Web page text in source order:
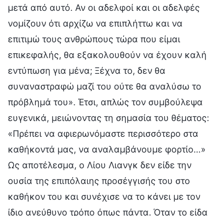
μετά από αυτό. Αν οι αδελφοί και οι αδελφές
νομίζουν ότι αρχίζω να επιπλήττω και να
επιτιμώ τους ανθρώπους τώρα που είμαι
επικεφαλής, θα εξακολουθούν να έχουν καλή
εντύπωση για μένα; Ξέχνα το, δεν θα
συναναστραφώ μαζί του ούτε θα αναλύσω το
πρόβλημά του». Έτσι, απλώς τον συμβούλεψα
ευγενικά, μειώνοντας τη σημασία του θέματος:
«Πρέπει να αφιερωνόμαστε περισσότερο στα
καθήκοντά μας, να αναλαμβάνουμε φορτίο…»
Ως αποτέλεσμα, ο Λίου Λιανγκ δεν είδε την
ουσία της επιπόλαιης προσέγγισής του στο
καθήκον του και συνέχισε να το κάνει με τον
ίδιο ανεύθυνο τρόπο όπως πάντα. Όταν το είδα